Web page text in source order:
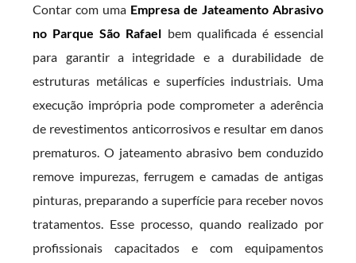
Contar com uma Empresa de Jateamento Abrasivo
no Parque São Rafael bem qualificada é essencial
para garantir a integridade e a durabilidade de
estruturas metálicas e superfícies industriais. Uma
execução imprópria pode comprometer a aderência
de revestimentos anticorrosivos e resultar em danos
prematuros. O jateamento abrasivo bem conduzido
remove impurezas, ferrugem e camadas de antigas
pinturas, preparando a superfície para receber novos
tratamentos. Esse processo, quando realizado por
profissionais capacitados e com equipamentos